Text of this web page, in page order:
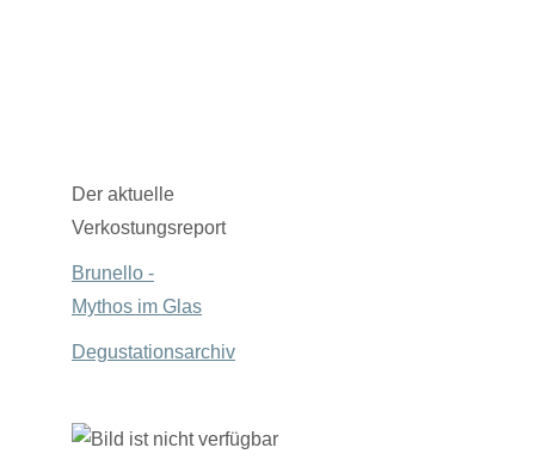
Der aktuelle
Verkostungsreport
Brunello -
Mythos im Glas
Degustationsarchiv